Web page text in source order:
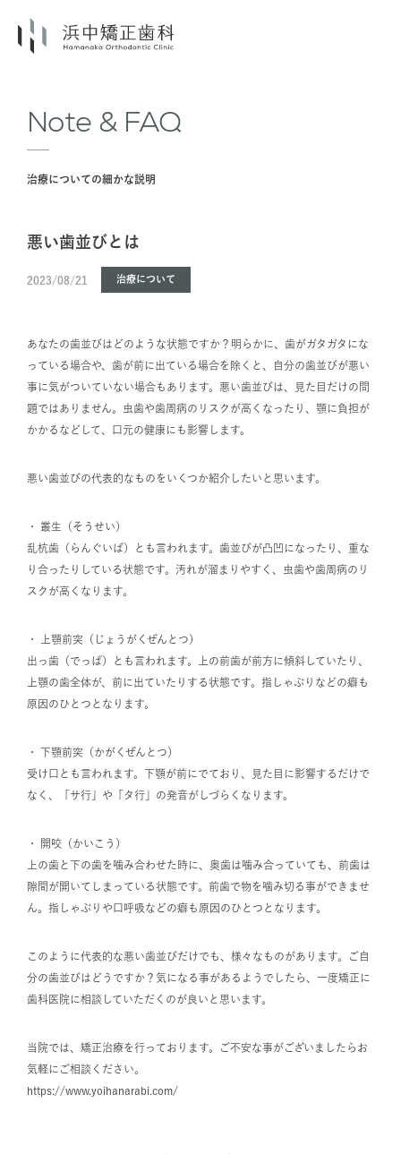
Note & FAQ
治療についての細かな説明
悪い歯並びとは
2023/08/21 治療について
あなたの歯並びはどのような状態ですか？明らかに、歯がガタガタにな
っている場合や、歯が前に出ている場合を除くと、自分の歯並びが悪い
事に気がついていない場合もあります。悪い歯並びは、見た目だけの問
題ではありません。虫歯や歯周病のリスクが高くなったり、顎に負担が
かかるなどして、口元の健康にも影響します。
悪い歯並びの代表的なものをいくつか紹介したいと思います。
・ 叢生（そうせい）
乱杭歯（らんぐいば）とも言われます。歯並びが凸凹になったり、重な
り合ったりしている状態です。汚れが溜まりやすく、虫歯や歯周病のリ
スクが高くなります。
・ 上顎前突（じょうがくぜんとつ）
出っ歯（でっぱ）とも言われます。上の前歯が前方に傾斜していたり、
上顎の歯全体が、前に出ていたりする状態です。指しゃぶりなどの癖も
原因のひとつとなります。
・ 下顎前突（かがくぜんとつ）
受け口とも言われます。下顎が前にでており、見た目に影響するだけで
なく、「サ行」や「タ行」の発音がしづらくなります。
・ 開咬（かいこう）
上の歯と下の歯を噛み合わせた時に、奥歯は噛み合っていても、前歯は
隙間が開いてしまっている状態です。前歯で物を噛み切る事ができませ
ん。指しゃぶりや口呼吸などの癖も原因のひとつとなります。
このように代表的な悪い歯並びだけでも、様々なものがあります。ご自
分の歯並びはどうですか？気になる事があるようでしたら、一度矯正に
歯科医院に相談していただくのが良いと思います。
当院では、矯正治療を行っております。ご不安な事がございましたらお
気軽にご相談ください。
https://www.yoihanarabi.com/